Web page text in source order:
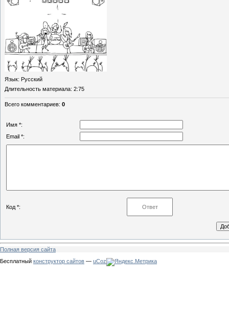
Язык: Русский
Длительность материала: 2:75
Всего комментариев: 0
Имя *:
Email *:
Код *:
Полная версия сайта
Бесплатный конструктор сайтов — uCoz